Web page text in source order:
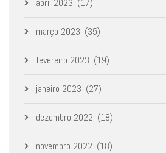
abril 2023 (17)
março 2023 (35)
fevereiro 2023 (19)
janeiro 2023 (27)
dezembro 2022 (18)
novembro 2022 (18)